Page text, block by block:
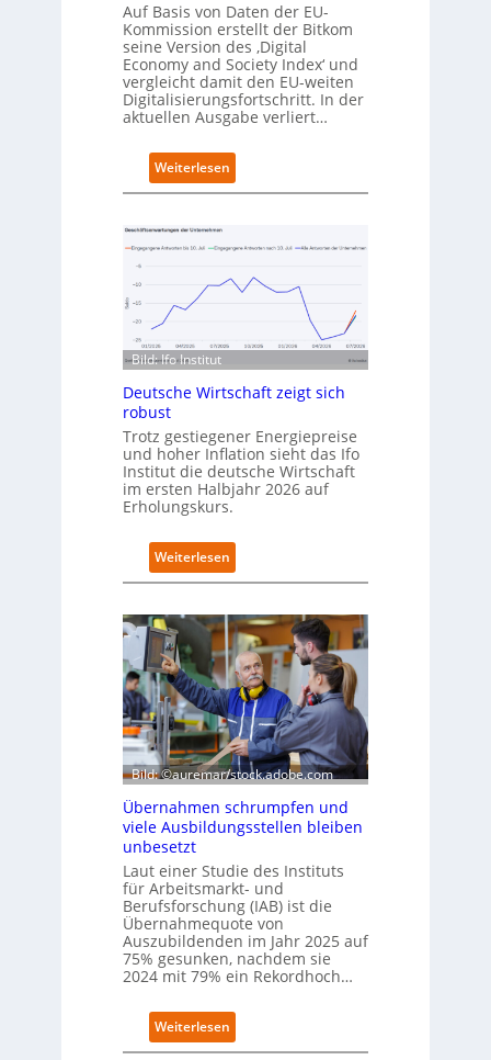
r
ö
f
f
n
e
n
e
u
C
a
m
s
Auf Basis von Daten der EU-
Kommission erstellt der Bitkom
seine Version des ‚Digital
Economy and Society Index‘ und
vergleicht damit den EU-weiten
Digitalisierungsfortschritt. In der
aktuellen Ausgabe verliert…
Weiterlesen:
D
t
c
a
i
B
i
t
k
m
-
D
S
I
-
I
n
d
e
x
a
f
P
a
t
z
1
Bild: Ifo Institut
Deutsche Wirtschaft zeigt sich
robust
Trotz gestiegener Energiepreise
und hoher Inflation sieht das Ifo
Institut die deutsche Wirtschaft
im ersten Halbjahr 2026 auf
Erholungskurs.
Weiterlesen:
D
u
t
s
c
h
e
W
i
r
s
c
a
f
t
z
e
i
t
s
i
Bild: ©auremar/stock.adobe.com
Übernahmen schrumpfen und
viele Ausbildungsstellen bleiben
unbesetzt
Laut einer Studie des Instituts
für Arbeitsmarkt- und
Berufsforschung (IAB) ist die
Übernahmequote von
Auszubildenden im Jahr 2025 auf
75% gesunken, nachdem sie
2024 mit 79% ein Rekordhoch…
Weiterlesen:
Ü